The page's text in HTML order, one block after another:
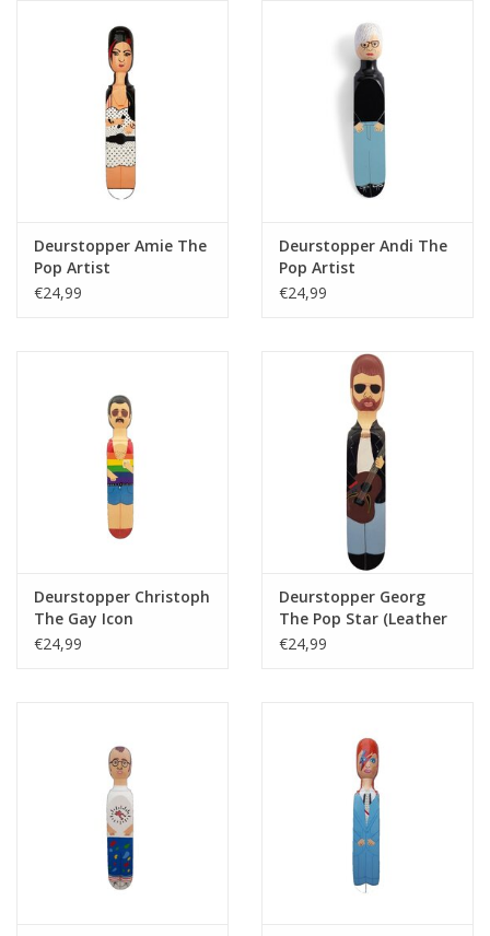
Deurstopper Amie The
Pop Artist
€24,99
Deurstopper Andi The
Pop Artist
€24,99
Deurstopper Christoph
The Gay Icon
€24,99
Deurstopper Georg
The Pop Star (Leather
Jacket Outfit)
€24,99